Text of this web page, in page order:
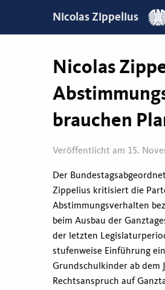
Nicolas Zippelius
Nicolas
brauchen
Veröffentlicht am 15.
Der
Zippelius kritisiert die
Abstimmungsverhalten
beim Ausbau der
der letzten
stufenweise Einführung
Grundschulkinder ab dem
Rechtsanspruch auf